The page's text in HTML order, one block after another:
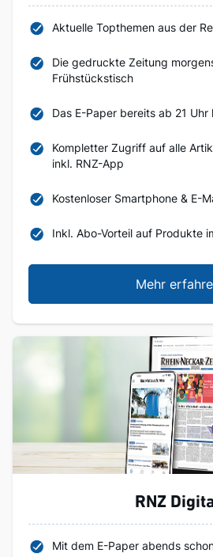
Aktuelle Topthemen aus der
Die gedruckte Zeitung
Frühstückstisch
Das E-Paper bereits ab 21 Uhr
Kompletter Zugriff auf alle
inkl. RNZ-App
Kostenloser Smartphone & E-
Inkl. Abo-Vorteil auf Produkte
Mehr
RNZ
Mit dem E-Paper abends